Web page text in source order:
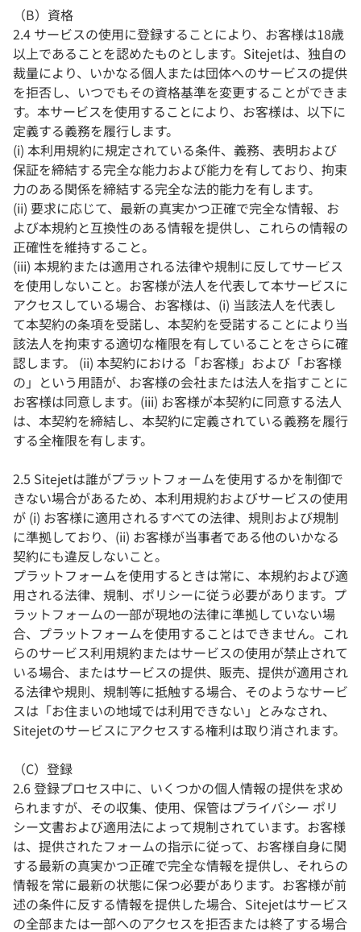
（B）資格
2.4 サービスの使用に登録することにより、お客様は18歳
以上であることを認めたものとします。Sitejetは、独自の
裁量により、いかなる個人または団体へのサービスの提供
を拒否し、いつでもその資格基準を変更することができま
す。本サービスを使用することにより、お客様は、以下に
定義する義務を履行します。
(i) 本利用規約に規定されている条件、義務、表明および
保証を締結する完全な能力および能力を有しており、拘束
力のある関係を締結する完全な法的能力を有します。
(ii) 要求に応じて、最新の真実かつ正確で完全な情報、お
よび本規約と互換性のある情報を提供し、これらの情報の
正確性を維持すること。
(iii) 本規約または適用される法律や規制に反してサービス
を使用しないこと。お客様が法人を代表して本サービスに
アクセスしている場合、お客様は、(i) 当該法人を代表し
て本契約の条項を受諾し、本契約を受諾することにより当
該法人を拘束する適切な権限を有していることをさらに確
認します。 (ii) 本契約における「お客様」および「お客様
の」という用語が、お客様の会社または法人を指すことに
お客様は同意します。(iii) お客様が本契約に同意する法人
は、本契約を締結し、本契約に定義されている義務を履行
する全権限を有します。
2.5 Sitejetは誰がプラットフォームを使用するかを制御で
きない場合があるため、本利用規約およびサービスの使用
が (i) お客様に適用されるすべての法律、規則および規制
に準拠しており、(ii) お客様が当事者である他のいかなる
契約にも違反しないこと。
プラットフォームを使用するときは常に、本規約および適
用される法律、規制、ポリシーに従う必要があります。プ
ラットフォームの一部が現地の法律に準拠していない場
合、プラットフォームを使用することはできません。これ
らのサービス利用規約またはサービスの使用が禁止されて
いる場合、またはサービスの提供、販売、提供が適用され
る法律や規則、規制等に抵触する場合、そのようなサービ
スは「お住まいの地域では利用できない」とみなされ、
Sitejetのサービスにアクセスする権利は取り消されます。
（C）登録
2.6 登録プロセス中に、いくつかの個人情報の提供を求め
られますが、その収集、使用、保管はプライバシー ポリ
シー文書および適用法によって規制されています。お客様
は、提供されたフォームの指示に従って、お客様自身に関
する最新の真実かつ正確で完全な情報を提供し、それらの
情報を常に最新の状態に保つ必要があります。お客様が前
述の条件に反する情報を提供した場合、Sitejetはサービス
の全部または一部へのアクセスを拒否または終了する場合